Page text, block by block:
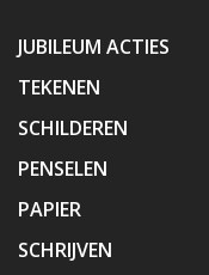
JUBILEUM ACTIES
TEKENEN
SCHILDEREN
PENSELEN
PAPIER
SCHRIJVEN